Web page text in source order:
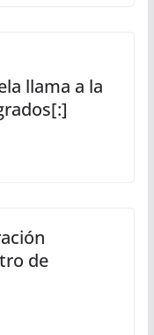
llama a la
de